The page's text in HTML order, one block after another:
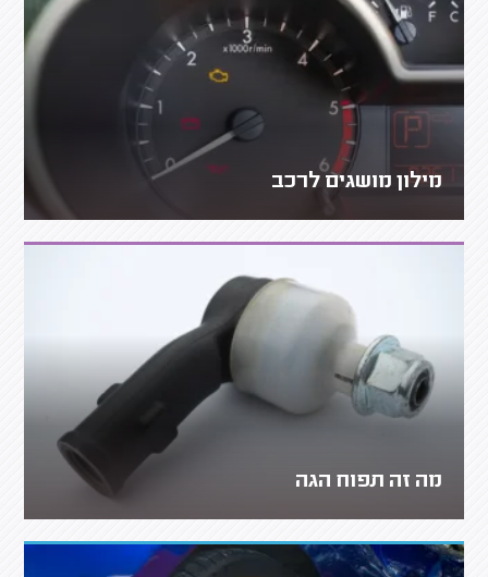
מילון מושגים לרכב
מה זה תפוח הגה